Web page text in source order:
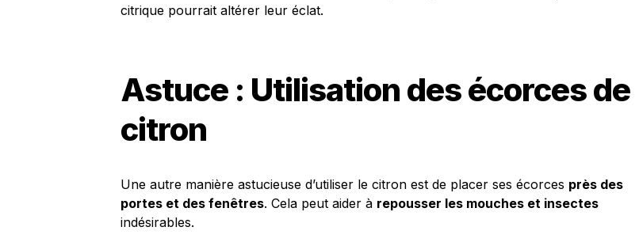
citrique pourrait altérer leur éclat.
Astuce : Utilisation des écorces de
citron
Une autre manière astucieuse d’utiliser le citron est de placer ses écorces près des
portes et des fenêtres. Cela peut aider à repousser les mouches et insectes
indésirables.